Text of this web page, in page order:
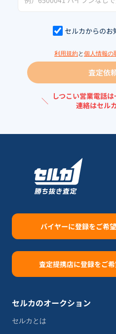
セルカからのお
利用規約と 個人情報の
査定依
＼ しつこい営業電話は
連絡はセル
バイヤーに登録をご希
査定提携店に登録をご
セルカのオークション
セルカとは